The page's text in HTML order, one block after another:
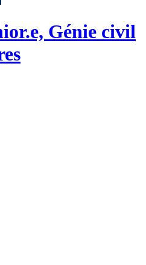
Génie civil